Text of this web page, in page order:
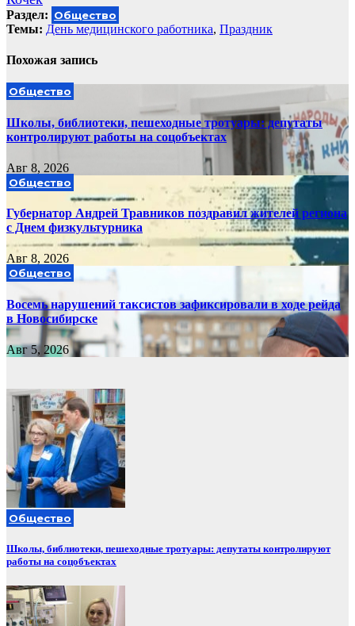
Раздел: Общество
Темы: День медицинского работника, Праздник
Похожая запись
Общество
Школы, библиотеки, пешеходные тротуары: депутаты
контролируют работы на соцобъектах
Авг 8, 2026
Общество
Губернатор Андрей Травников поздравил жителей региона
с Днем физкультурника
Авг 8, 2026
Общество
Восемь нарушений таксистов зафиксировали в ходе рейда
в Новосибирске
Авг 5, 2026
Общество
Школы, библиотеки, пешеходные тротуары: депутаты контролируют
работы на соцобъектах